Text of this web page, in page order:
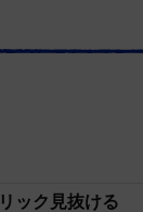
ック見抜ける